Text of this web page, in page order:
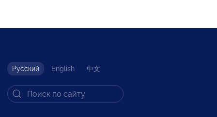
Русский English 中文